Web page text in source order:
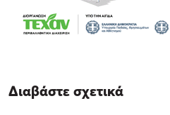
Διαβάστε σχετικά